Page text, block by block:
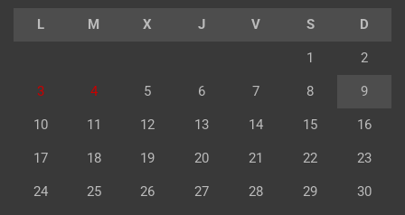
L M X J V S D
1 2
3 4 5 6 7 8 9
10 11 12 13 14 15 16
17 18 19 20 21 22 23
24 25 26 27 28 29 30